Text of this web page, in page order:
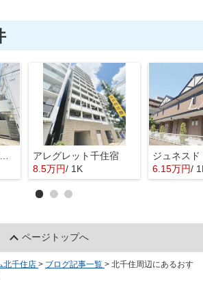
アレグレット千住宿
8.5万円/ 1K
ジュネスド
6.15万円/
ページトップへ
北千住店 > ブログ記事一覧 > 北千住周辺にあるおす